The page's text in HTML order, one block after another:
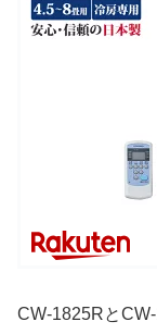
CW-1825Rと